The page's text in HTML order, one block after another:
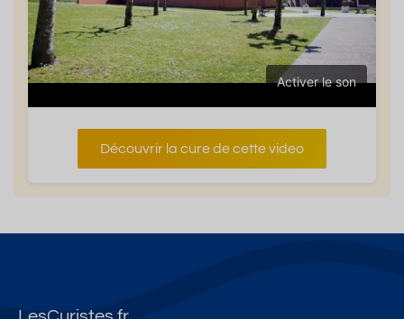
Activer le son
Découvrir la cure de cette video